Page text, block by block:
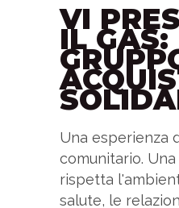
VI
IL GAS:
Una esperienza
comunitario.
rispetta
salute, le